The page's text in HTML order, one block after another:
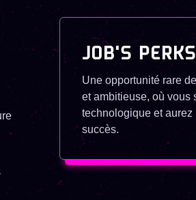
JOB'S PERKS
Une opportunité rare
et ambitieuse, où
technologique et aurez
succès.